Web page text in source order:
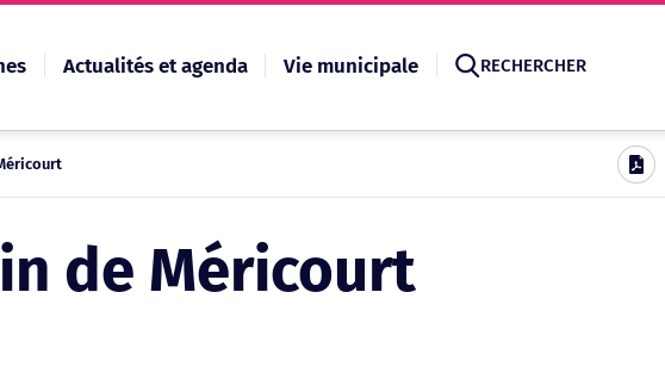
Actualités et agenda Vie municipale RECHERCHER
Recherche
de Méricourt